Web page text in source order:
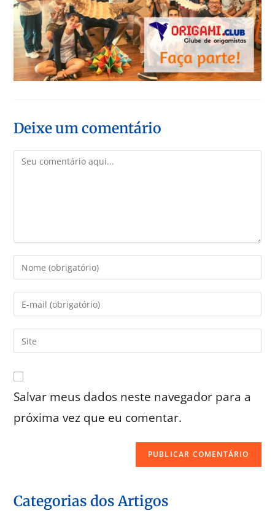
Deixe um comentário
Salvar meus dados neste navegador para a
próxima vez que eu comentar.
Categorias dos Artigos